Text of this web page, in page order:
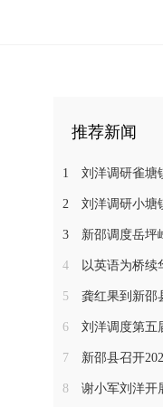
推荐新闻
1 刘洋调研雀塘镇经济社
2 刘洋调研小塘镇经济
3 新邵调度岳坪
4 以英语为桥续华夏文脉 以赛场为镜促
5 龚红果到新邵
6 刘洋调度第五届
7 新邵县召开
8 谢小军刘洋开